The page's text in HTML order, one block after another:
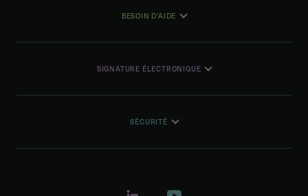
BESOIN D'AIDE
SIGNATURE ÉLECTRONIQUE
SÉCURITÉ